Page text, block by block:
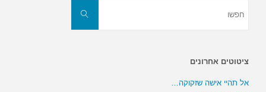
חפשו
ציטוטים אחרונים
אל תהיי אישה שזקוקה…